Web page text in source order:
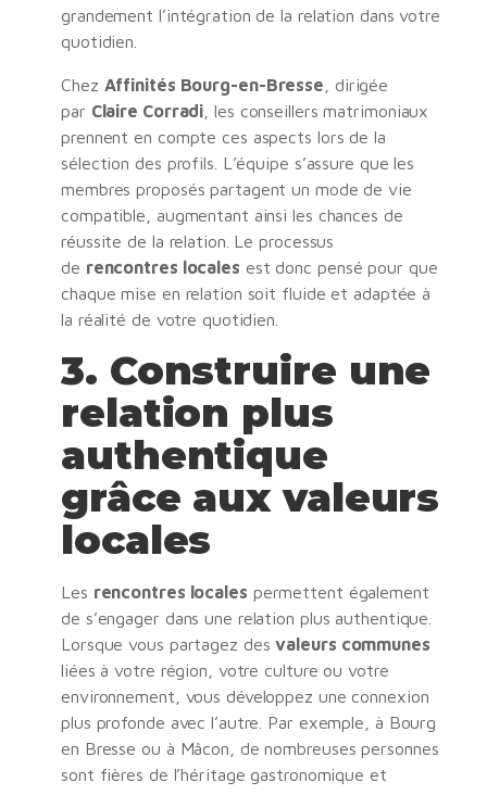
grandement l’intégration de la relation dans votre
quotidien.
Chez Affinités Bourg-en-Bresse , dirigée
par Claire Corradi , les conseillers matrimoniaux
prennent en compte ces aspects lors de la
sélection des profils. L’équipe s’assure que les
membres proposés partagent un mode de vie
compatible, augmentant ainsi les chances de
réussite de la relation. Le processus
de rencontres locales est donc pensé pour que
chaque mise en relation soit fluide et adaptée à
la réalité de votre quotidien.
3. Construire une
relation plus
authentique
grâce aux valeurs
locales
Les rencontres locales permettent également
de s’engager dans une relation plus authentique.
Lorsque vous partagez desvaleurs communes
liées à votre région, votre culture ou votre
environnement, vous développez une connexion
plus profonde avec l’autre. Par exemple, à Bourg
en Bresse ou à Mâcon, de nombreuses personnes
sont fières de l’héritage gastronomique et